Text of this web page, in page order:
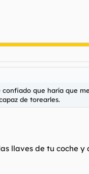
que haría que
de torearles.
llaves de tu coche